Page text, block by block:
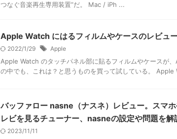
つなぐ音楽再生専用装置”だ。 Mac / iPh ...
Apple Watch にはるフィルムやケースのレビュ
2022/1/29 Apple
Apple Watch のタッチパネル部に貼るフィルムやケースが
の中でも、これは？と思うものを買って試している。
バッファロー nasne（ナスネ）レビュー。スマ
レビを見るチューナー、nasneの設定や問題を解
2023/11/11